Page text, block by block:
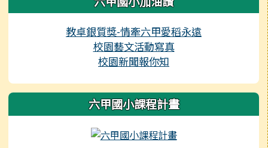
教卓銀質獎-情牽六甲愛稻永遠
校園藝文活動寫真
校園新聞報你知
六甲國小課程計畫